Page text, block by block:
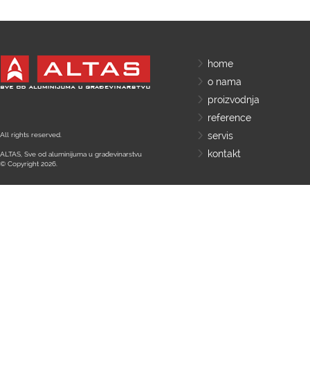
All rights reserved.
ALTAS, Sve od aluminijuma u građevinarstvu
© Copyright 2026.
home
o nama
proizvodnja
reference
servis
kontakt